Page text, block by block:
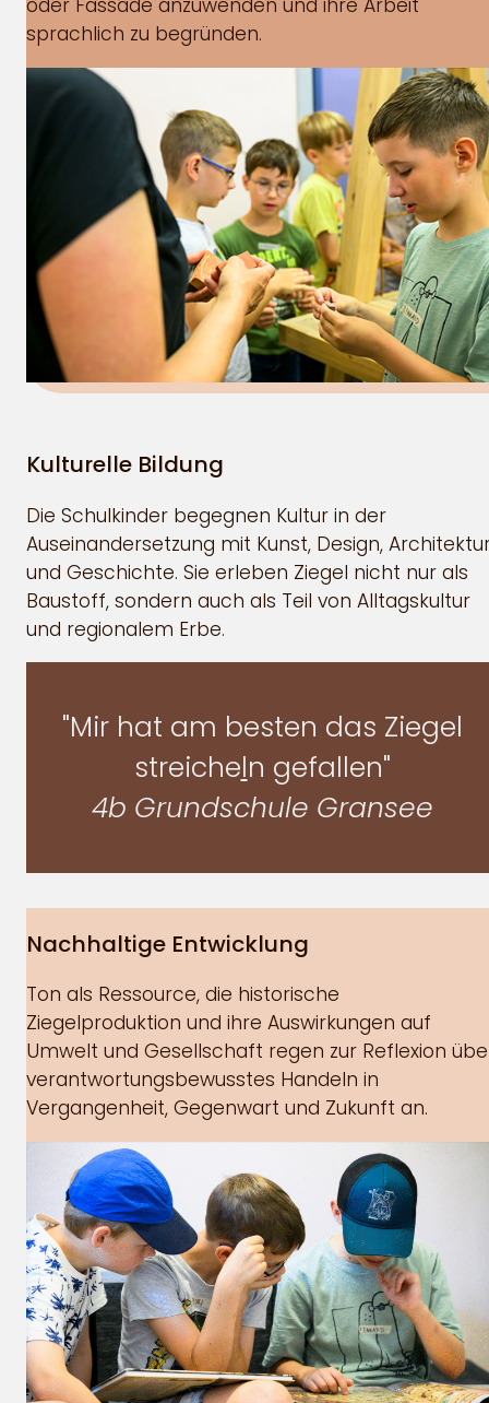
oder Fassade anzuwenden und ihre Arbeit
sprachlich zu begründen.
Kulturelle Bildung
Die Schulkinder begegnen Kultur in der
Auseinandersetzung mit Kunst, Design,
und Geschichte. Sie erleben Ziegel nicht nur als
Baustoff, sondern auch als Teil von Alltagskultur
und regionalem Erbe.
"Mir hat am besten das Ziegel
streicheln gefallen"
4b Grundschule Gransee
Nachhaltige Entwicklung
Ton als Ressource, die historische
Ziegelproduktion und ihre Auswirkungen auf
Umwelt und Gesellschaft regen zur Reflexion
verantwortungsbewusstes Handeln in
Vergangenheit, Gegenwart und Zukunft an.